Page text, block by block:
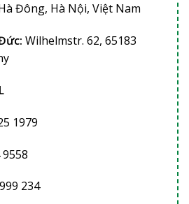
Đông, Hà Nội, Việt Nam
Wilhelmstr. 62, 65183
1979
234